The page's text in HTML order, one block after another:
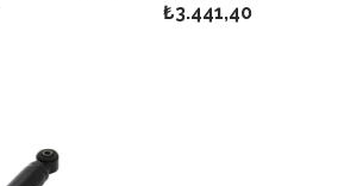
₺3.441,40